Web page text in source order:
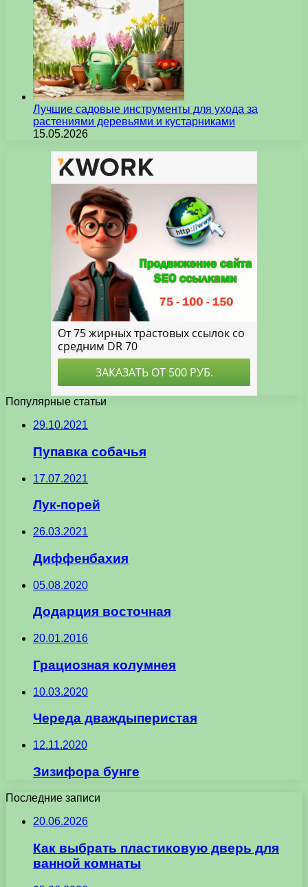
Лучшие садовые инструменты для ухода за
растениями деревьями и кустарниками
15.05.2026
Популярные статьи
29.10.2021
Пупавка собачья
17.07.2021
Лук-порей
26.03.2021
Диффенбахия
05.08.2020
Додарция восточная
20.01.2016
Грациозная колумнея
10.03.2020
Череда дваждыперистая
12.11.2020
Зизифора бунге
Последние записи
20.06.2026
Как выбрать пластиковую дверь для
ванной комнаты